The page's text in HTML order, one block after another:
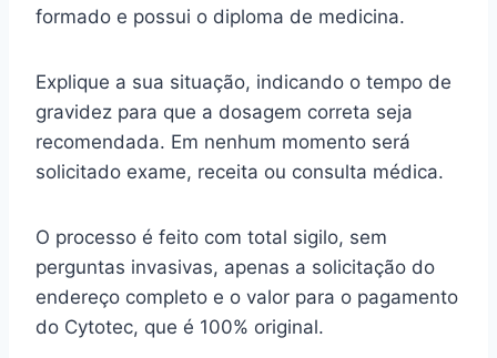
formado e possui o diploma de medicina.
Explique a sua situação, indicando o tempo de
gravidez para que a dosagem correta seja
recomendada. Em nenhum momento será
solicitado exame, receita ou consulta médica.
O processo é feito com total sigilo, sem
perguntas invasivas, apenas a solicitação do
endereço completo e o valor para o pagamento
do Cytotec, que é 100% original.